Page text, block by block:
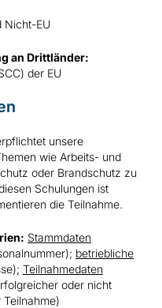
Nicht-EU
an Drittländer:
der EU
unsere
wie Arbeits- und
oder Brandschutz zu
Schulungen ist
die Teilnahme.
Stammdaten
betriebliche
Teilnahmedaten
oder nicht